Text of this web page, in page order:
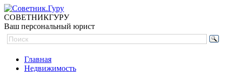
СОВЕТНИКГУРУ
Ваш персональный юрист
Главная
Недвижимость